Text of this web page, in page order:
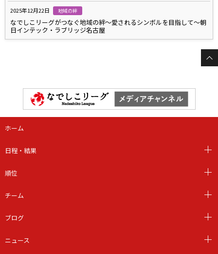
2025年12月22日 地域の絆
なでしこリーグがつなぐ地域の絆～愛されるシンボルを目指して～朝
日インテック・ラブリッジ名古屋
ホーム
日程・結果
順位
チーム
ブログ
ニュース